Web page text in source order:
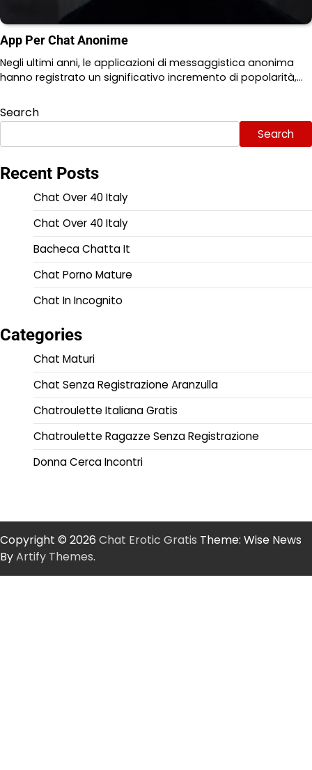
App Per Chat Anonime
Negli ultimi anni, le applicazioni di messaggistica anonima
hanno registrato un significativo incremento di popolarità,…
Search
Search
Recent Posts
Chat Over 40 Italy
Chat Over 40 Italy
Bacheca Chatta It
Chat Porno Mature
Chat In Incognito
Categories
Chat Maturi
Chat Senza Registrazione Aranzulla
Chatroulette Italiana Gratis
Chatroulette Ragazze Senza Registrazione
Donna Cerca Incontri
Copyright © 2026 Chat Erotic Gratis Theme: Wise News
ByArtify Themes.